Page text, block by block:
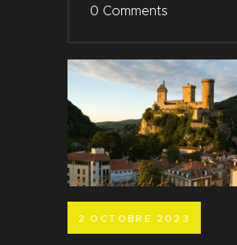
0 Comments
2 OCTOBRE 2023